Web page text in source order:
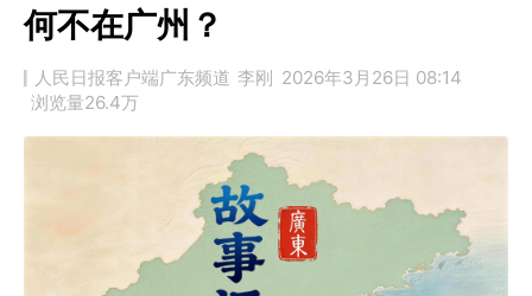
何不在广州？
人民日报客户端广东频道 李刚
2026年3月26日 08:14
浏览量26.4万